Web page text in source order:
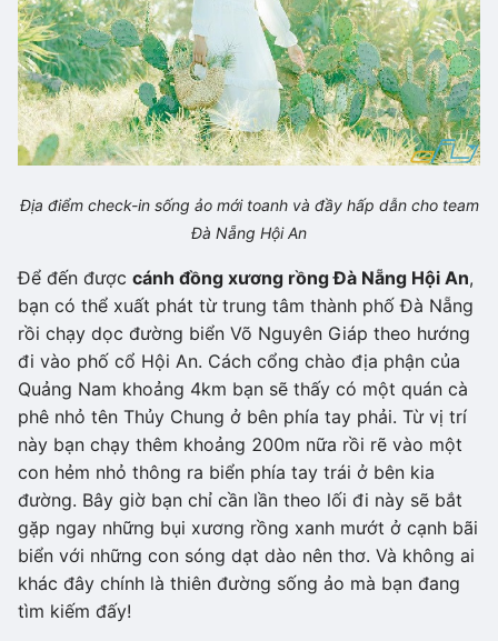
Địa điểm check-in sống ảo mới toanh và đầy hấp dẫn cho team
Đà Nẵng Hội An
Để đến được cánh đồng xương rồng Đà Nẵng Hội An,
bạn có thể xuất phát từ trung tâm thành phố Đà Nẵng
rồi chạy dọc đường biển Võ Nguyên Giáp theo hướng
đi vào phố cổ Hội An. Cách cổng chào địa phận của
Quảng Nam khoảng 4km bạn sẽ thấy có một quán cà
phê nhỏ tên Thủy Chung ở bên phía tay phải. Từ vị trí
này bạn chạy thêm khoảng 200m nữa rồi rẽ vào một
con hẻm nhỏ thông ra biển phía tay trái ở bên kia
đường. Bây giờ bạn chỉ cần lần theo lối đi này sẽ bắt
gặp ngay những bụi xương rồng xanh mướt ở cạnh bãi
biển với những con sóng dạt dào nên thơ. Và không ai
khác đây chính là thiên đường sống ảo mà bạn đang
tìm kiếm đấy!